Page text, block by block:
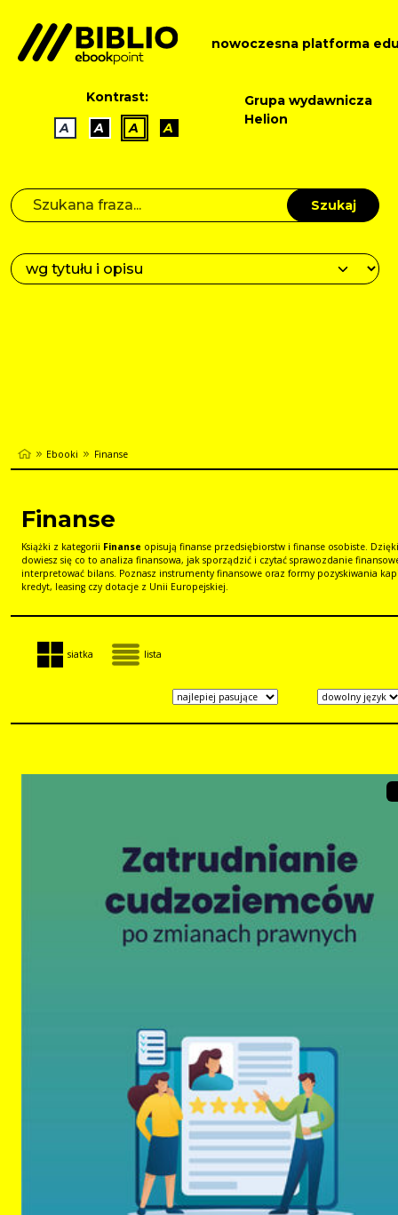
nowoczesna platforma
Kontrast:
A
A A A
Grupa wydawnicza
Helion
Szukaj
Ebooki Finanse
Finanse
Książki z kategorii Finanse opisują finanse przedsiębiorstw i finanse osobiste.
dowiesz się co to analiza finansowa, jak sporządzić i czytać sprawozdanie
interpretować bilans. Poznasz instrumenty finansowe oraz formy pozyskiwania
kredyt, leasing czy dotacje z Unii Europejskiej.
siatka lista